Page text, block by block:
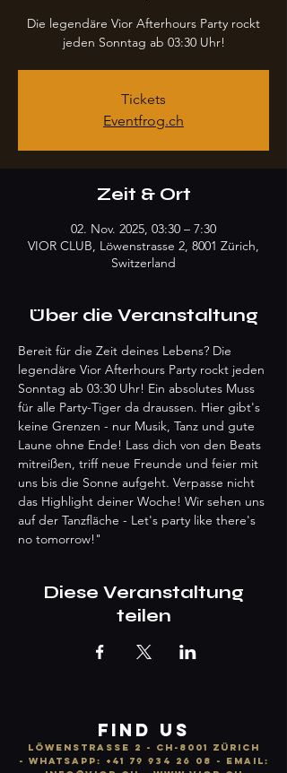
Die legendäre Vior Afterhours Party rockt
jeden Sonntag ab 03:30 Uhr!
Tickets
Eventfrog.ch
Zeit & Ort
02. Nov. 2025, 03:30 – 7:30
VIOR CLUB, Löwenstrasse 2, 8001 Zürich,
Switzerland
Über die Veranstaltung
Bereit für die Zeit deines Lebens? Die
legendäre Vior Afterhours Party rockt jeden
Sonntag ab 03:30 Uhr! Ein absolutes Muss
für alle Party-Tiger da draussen. Hier gibt's
keine Grenzen - nur Musik, Tanz und gute
Laune ohne Ende! Lass dich von den Beats
mitreißen, triff neue Freunde und feier mit
uns bis die Sonne aufgeht. Verpasse nicht
das Highlight deiner Woche! Wir sehen uns
auf der Tanzfläche - Let's party like there's
no tomorrow!"
Diese Veranstaltung
teilen
FIND US
LÖWENSTRASSE 2 - CH-8001 ZÜRICH
- WhatsApp: +41 79 934 26 08
- email: